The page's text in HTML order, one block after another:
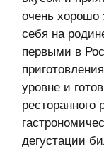
Почему для вас
на эту площадку и
с
сообществом?
Gastreet — ведущая
профессионального
и для нас очень
продукцию как
потенциальных
и обсудить условия